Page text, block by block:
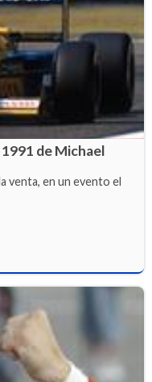
de Michael
venta, en un evento el